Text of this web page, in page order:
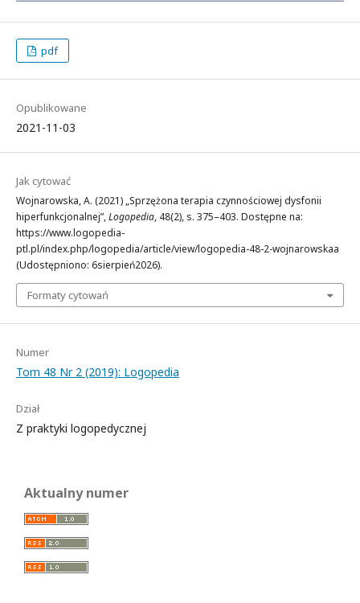
pdf
Opublikowane
2021-11-03
Jak cytować
Wojnarowska, A. (2021) „Sprzężona terapia czynnościowej dysfonii
hiperfunkcjonalnej”,Logopedia, 48(2), s. 375–403. Dostępne na:
https://www.logopedia-
ptl.pl/index.php/logopedia/article/view/logopedia-48-2-wojnarowskaa
(Udostępniono: 6sierpień2026).
Formaty cytowań
Numer
Tom 48 Nr 2 (2019): Logopedia
Dział
Z praktyki logopedycznej
Aktualny numer